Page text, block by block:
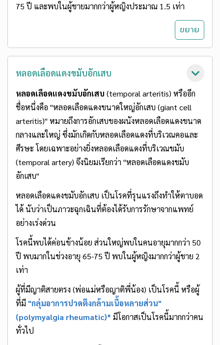
75 ปี และพบในผู้ชายมากกว่าผู้หญิงประมาณ 1.5 เท่า
หลอดเลือดแดงขมับอักเสบ
หลอดเลือดแดงขมับอักเสบ (temporal arteritis) หรืออีก
ชื่อหนึ่งคือ "หลอดเลือดแดงขนาดใหญ่อักเสบ (giant cell
arteritis)" หมายถึงการอักเสบของผนังหลอดเลือดแดงขนาด
กลางและใหญ่ ซึ่งมักเกิดกับหลอดเลือดแดงที่บริเวณคอและ
ศีรษะ โดยเฉพาะอย่างยิ่งหลอดเลือดแดงที่บริเวณขมับ
(temporal artery) จึงนิยมเรียกว่า "หลอดเลือดแดงขมับ
อักเสบ"
หลอดเลือดแดงขมับอักเสบ เป็นโรคที่รุนแรงถึงทำให้ตาบอด
ได้ นับว่าเป็นภาวะฉุกเฉินที่ต้องได้รับการรักษาจากแพทย์
อย่างเร่งด่วน
โรคนี้พบได้ค่อนข้างน้อย ส่วนใหญ่พบในคนอายุมากกว่า 50
ปี พบมากในช่วงอายุ 65-75 ปี พบในผู้หญิงมากกว่าผู้ชาย 2
เท่า
ผู้ที่มีญาติสายตรง (พ่อแม่หรือญาติพี่น้อง) เป็นโรคนี้ หรือผู้
ที่มี "กลุ่มอาการปวดตึงกล้ามเนื้อหลายส่วน"
(polymyalgia rheumatic)* มีโอกาสเป็นโรคนี้มากกว่าคน
ทั่วไป